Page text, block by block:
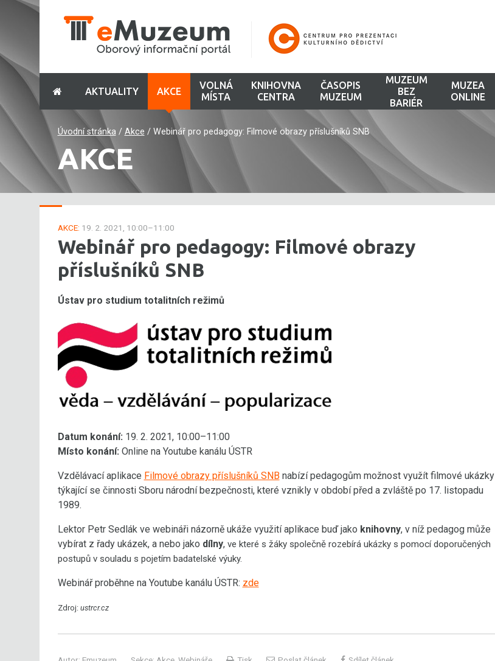
AKTUALITY AKCE
VOLNÁ
MÍSTA
KNIHOVNA
CENTRA
ČASOPIS
MUZEUM
MUZEUM
BEZ
BARIÉR
MUZEA
ONLINE
Úvodní stránka/ Akce / Webinář pro pedagogy: Filmové obrazy příslušníků SNB
AKCE
AKCE: 19. 2. 2021, 10:00–11:00
Webinář pro pedagogy: Filmové obrazy
příslušníků SNB
Ústav pro studium totalitních režimů
Datum konání: 19. 2. 2021, 10:00–11:00
Místo konání: Online na Youtube kanálu ÚSTR
Vzdělávací aplikace Filmové obrazy příslušníků SNBnabízí pedagogům možnost využít filmové ukázky
týkající se činnosti Sboru národní bezpečnosti, které vznikly v období před a zvláště po 17. listopadu
1989.
Lektor Petr Sedlák ve webináři názorně ukáže využití aplikace buď jako knihovny, v níž pedagog může
vybírat z řady ukázek, a nebo jako dílny,ve které s žáky společně rozebírá ukázky s pomocí doporučených
postupů v souladu s pojetím badatelské výuky.
Webinář proběhne na Youtube kanálu ÚSTR: zde
Zdroj: ustrcr.cz